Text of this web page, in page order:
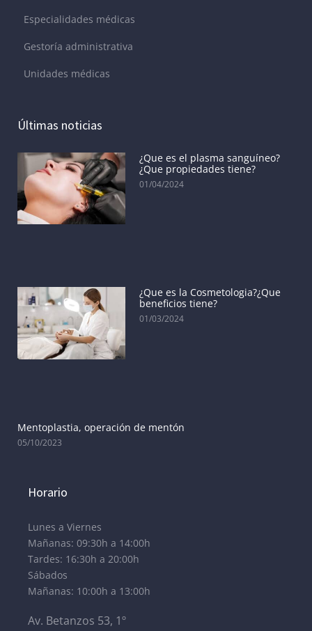
Especialidades médicas
Gestoría administrativa
Unidades médicas
Últimas noticias
¿Que es el plasma sanguíneo?
¿Que propiedades tiene?
01/04/2024
¿Que es la Cosmetologia?¿Que
beneficios tiene?
01/03/2024
Mentoplastia, operación de mentón
05/10/2023
Horario
Lunes a Viernes
Mañanas: 09:30h a 14:00h
Tardes: 16:30h a 20:00h
Sábados
Mañanas: 10:00h a 13:00h
Av. Betanzos 53, 1º